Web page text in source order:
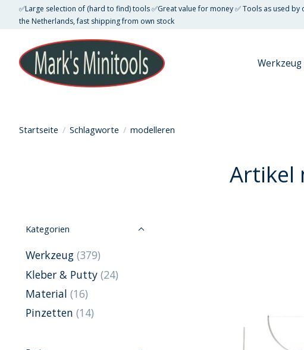
✅Large selection of (hard to find) tools ✅Great value for money ✅ Tools as used by
the Netherlands, fast shipping from own stock
Werkzeug
Startseite / Schlagworte / modelleren
Artikel
Kategorien
Werkzeug (379)
Kleber & Putty (24)
Material (16)
Pinzetten (14)